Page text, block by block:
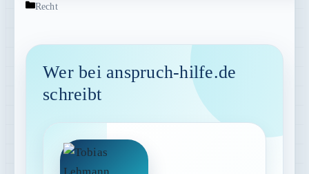
Kategorien
Recht
Wer bei anspruch-hilfe.de
schreibt